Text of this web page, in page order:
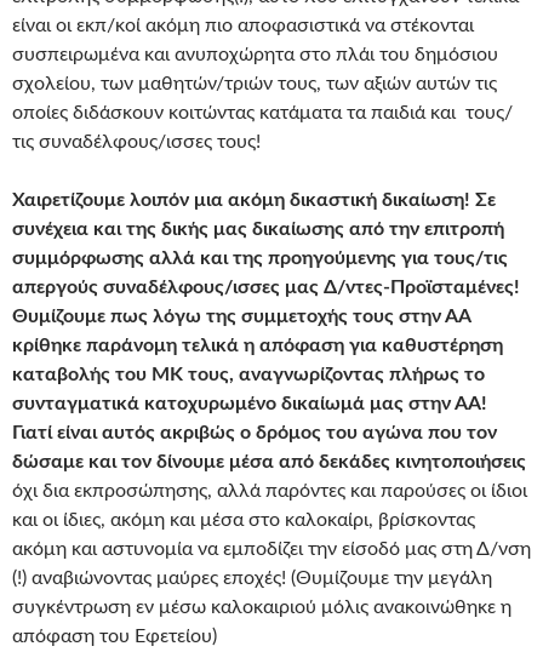
είναι οι εκπ/κοί ακόμη πιο αποφασιστικά να στέκονται
συσπειρωμένα και ανυποχώρητα στο πλάι του δημόσιου
σχολείου, των μαθητών/τριών τους, των αξιών αυτών τις
οποίες διδάσκουν κοιτώντας κατάματα τα παιδιά και τους/
τις συναδέλφους/ισσες τους!
Χαιρετίζουμε λοιπόν μια ακόμη δικαστική δικαίωση! Σε
συνέχεια και της δικής μας δικαίωσης από την επιτροπή
συμμόρφωσης αλλά και της προηγούμενης για τους/τις
απεργούς συναδέλφους/ισσες μας Δ/ντες-Προϊσταμένες!
Θυμίζουμε πως λόγω της συμμετοχής τους στην ΑΑ
κρίθηκε παράνομη τελικά η απόφαση για καθυστέρηση
καταβολής του ΜΚ τους, αναγνωρίζοντας πλήρως το
συνταγματικά κατοχυρωμένο δικαίωμά μας στην ΑΑ!
Γιατί είναι αυτός ακριβώς ο δρόμος του αγώνα που τον
δώσαμε και τον δίνουμε μέσα από δεκάδες κινητοποιήσεις
όχι δια εκπροσώπησης, αλλά παρόντες και παρούσες οι ίδιοι
και οι ίδιες, ακόμη και μέσα στο καλοκαίρι, βρίσκοντας
ακόμη και αστυνομία να εμποδίζει την είσοδό μας στη Δ/νση
(!) αναβιώνοντας μαύρες εποχές! (Θυμίζουμε την μεγάλη
συγκέντρωση εν μέσω καλοκαιριού μόλις ανακοινώθηκε η
απόφαση του Εφετείου)